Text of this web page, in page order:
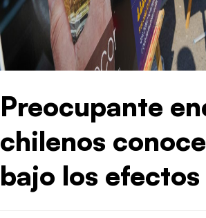
Preocupante
chilenos
bajo los